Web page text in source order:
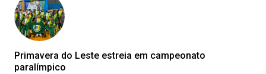
Primavera do Leste estreia em campeonato
paralímpico